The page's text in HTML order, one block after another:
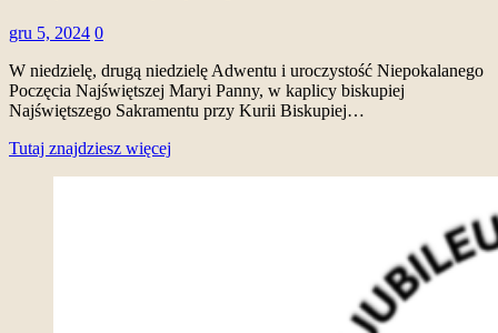
gru 5, 2024 0
W niedzielę, drugą niedzielę Adwentu i uroczystość Niepokalanego
Poczęcia Najświętszej Maryi Panny, w kaplicy biskupiej
Najświętszego Sakramentu przy Kurii Biskupiej…
Tutaj znajdziesz więcej